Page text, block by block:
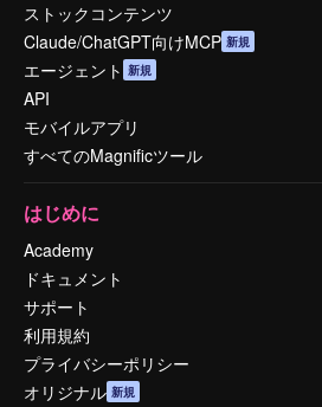
ストックコンテンツ
Claude/ChatGPT向けMCP 新規
エージェント 新規
API
モバイルアプリ
すべてのMagnificツール
はじめに
Academy
ドキュメント
サポート
利用規約
プライバシーポリシー
オリジナル 新規